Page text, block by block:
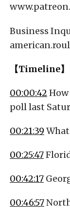
Business
【Timeline】
00:00:42
poll last
00:21:39
00:25:47
00:42:17
00:46:57